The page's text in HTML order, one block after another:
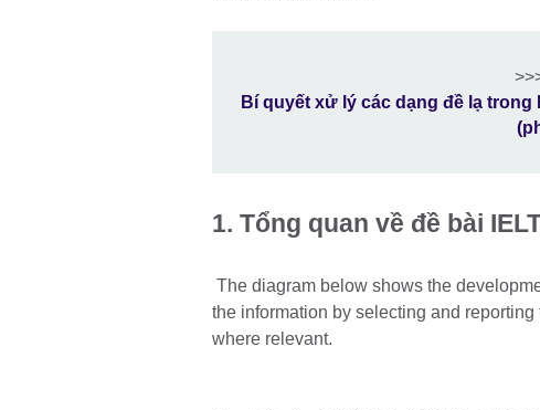
Bí quyết xử lý các dạng đề lạ trong
1. Tổng quan về đề bài
The diagram below shows the
the information by selecting and
where relevant.